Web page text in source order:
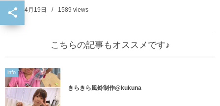
2024年4月19日 1589 views
こちらの記事もオススメです♪
info
きらきら風鈴制作@kukuna